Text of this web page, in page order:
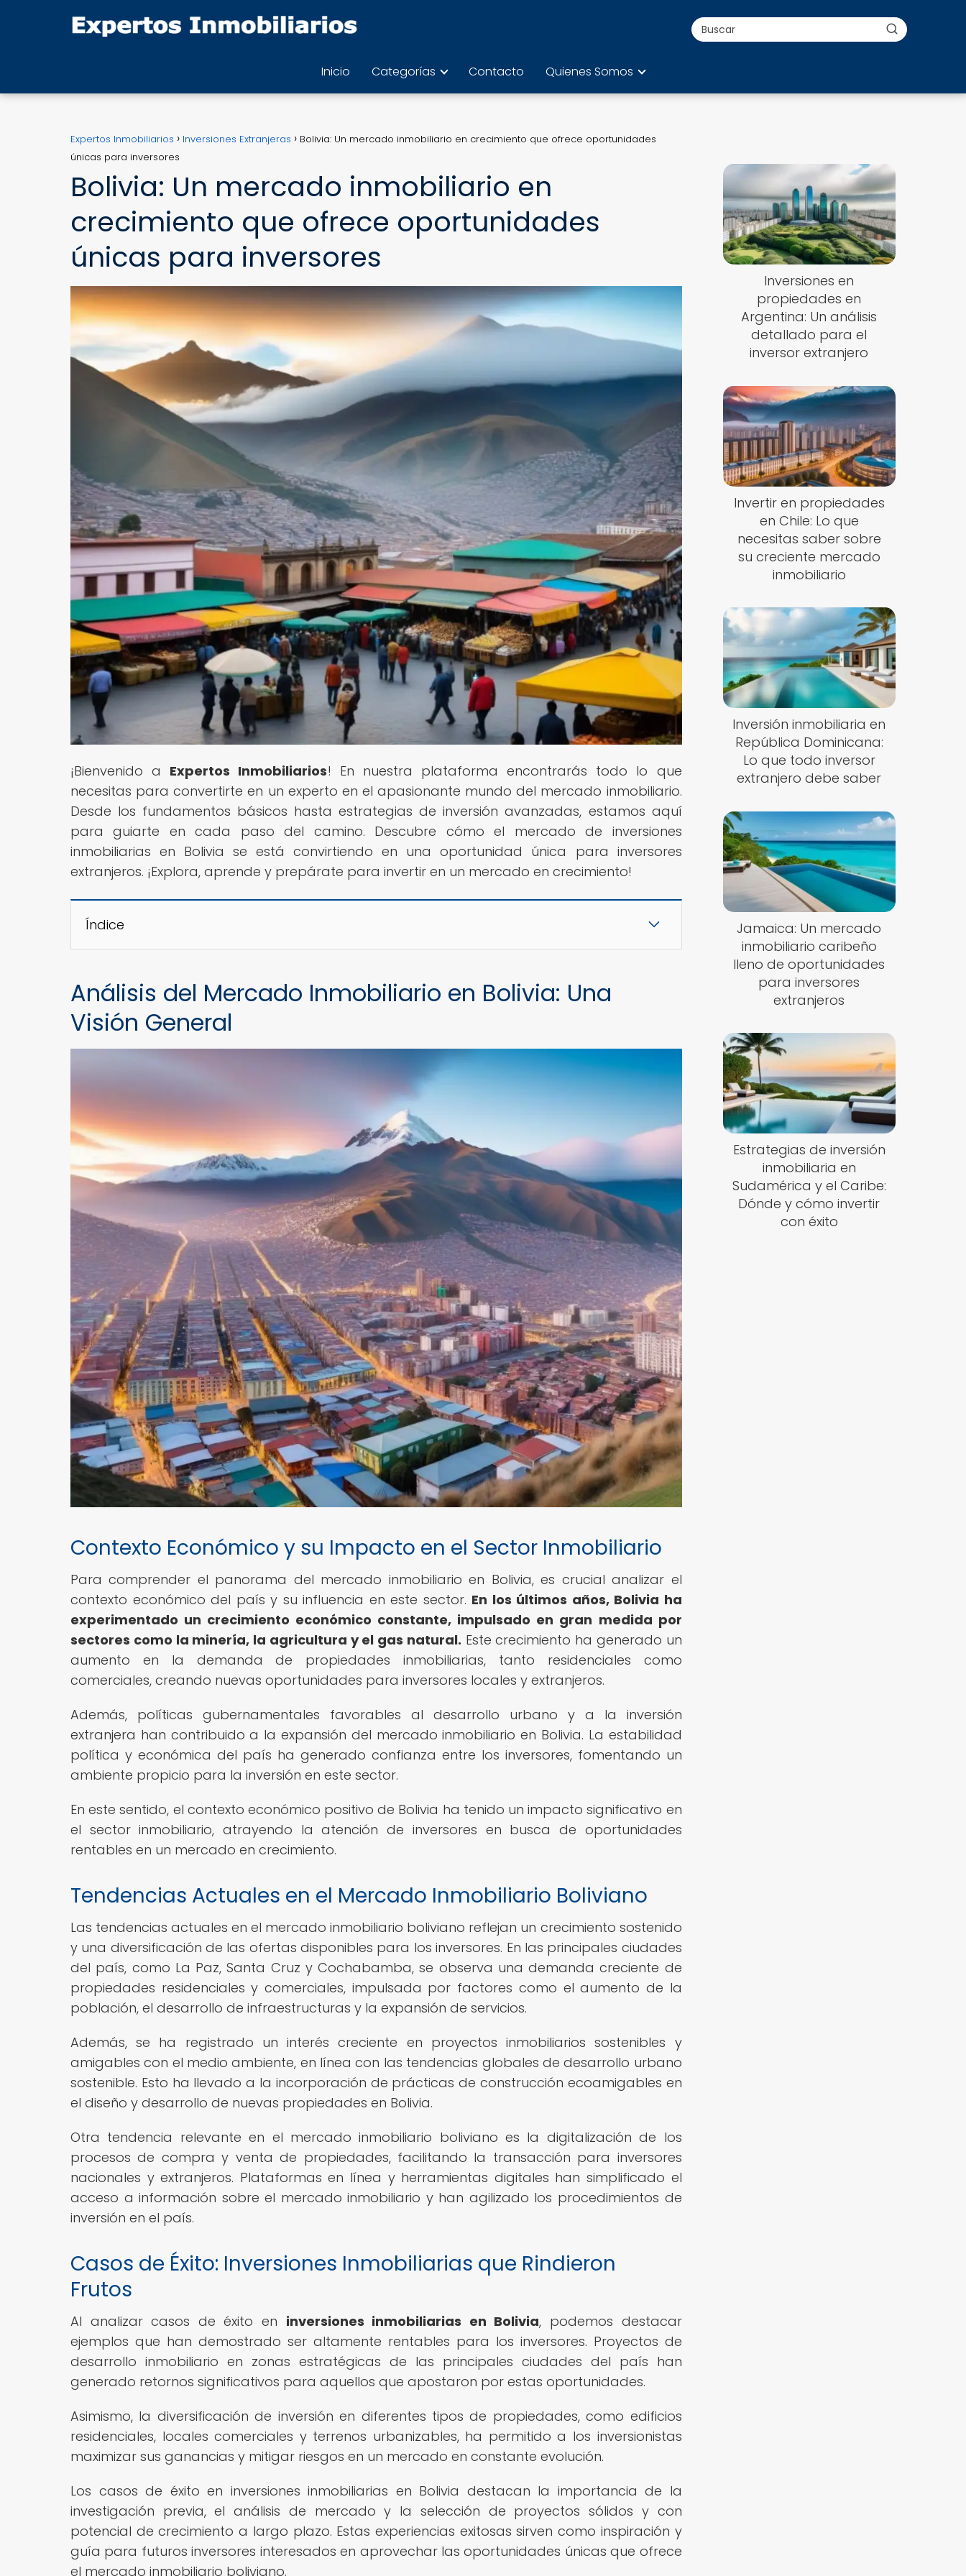
Inicio Categorías Contacto Quienes Somos
Expertos Inmobiliarios Inversiones Extranjeras
Bolivia: Un mercado inmobiliario en crecimiento que ofrece oportunidades
únicas para inversores
Bolivia: Un mercado inmobiliario en
crecimiento que ofrece oportunidades
únicas para inversores
¡Bienvenido a Expertos Inmobiliarios! En nuestra plataforma encontrarás todo lo que
necesitas para convertirte en un experto en el apasionante mundo del mercado inmobiliario.
Desde los fundamentos básicos hasta estrategias de inversión avanzadas, estamos aquí
para guiarte en cada paso del camino. Descubre cómo el mercado de inversiones
inmobiliarias en Bolivia se está convirtiendo en una oportunidad única para inversores
extranjeros. ¡Explora, aprende y prepárate para invertir en un mercado en crecimiento!
Índice
Análisis del Mercado Inmobiliario en Bolivia: Una
Visión General
Contexto Económico y su Impacto en el Sector Inmobiliario
Para comprender el panorama del mercado inmobiliario en Bolivia, es crucial analizar el
contexto económico del país y su influencia en este sector. En los últimos años, Bolivia ha
experimentado un crecimiento económico constante, impulsado en gran medida por
sectores como la minería, la agricultura y el gas natural. Este crecimiento ha generado un
aumento en la demanda de propiedades inmobiliarias, tanto residenciales como
comerciales, creando nuevas oportunidades para inversores locales y extranjeros.
Además, políticas gubernamentales favorables al desarrollo urbano y a la inversión
extranjera han contribuido a la expansión del mercado inmobiliario en Bolivia. La estabilidad
política y económica del país ha generado confianza entre los inversores, fomentando un
ambiente propicio para la inversión en este sector.
En este sentido, el contexto económico positivo de Bolivia ha tenido un impacto significativo en
el sector inmobiliario, atrayendo la atención de inversores en busca de oportunidades
rentables en un mercado en crecimiento.
Tendencias Actuales en el Mercado Inmobiliario Boliviano
Las tendencias actuales en el mercado inmobiliario boliviano reflejan un crecimiento sostenido
y una diversificación de las ofertas disponibles para los inversores. En las principales ciudades
del país, como La Paz, Santa Cruz y Cochabamba, se observa una demanda creciente de
propiedades residenciales y comerciales, impulsada por factores como el aumento de la
población, el desarrollo de infraestructuras y la expansión de servicios.
Además, se ha registrado un interés creciente en proyectos inmobiliarios sostenibles y
amigables con el medio ambiente, en línea con las tendencias globales de desarrollo urbano
sostenible. Esto ha llevado a la incorporación de prácticas de construcción ecoamigables en
el diseño y desarrollo de nuevas propiedades en Bolivia.
Otra tendencia relevante en el mercado inmobiliario boliviano es la digitalización de los
procesos de compra y venta de propiedades, facilitando la transacción para inversores
nacionales y extranjeros. Plataformas en línea y herramientas digitales han simplificado el
acceso a información sobre el mercado inmobiliario y han agilizado los procedimientos de
inversión en el país.
Casos de Éxito: Inversiones Inmobiliarias que Rindieron
Frutos
Al analizar casos de éxito en inversiones inmobiliarias en Bolivia, podemos destacar
ejemplos que han demostrado ser altamente rentables para los inversores. Proyectos de
desarrollo inmobiliario en zonas estratégicas de las principales ciudades del país han
generado retornos significativos para aquellos que apostaron por estas oportunidades.
Asimismo, la diversificación de inversión en diferentes tipos de propiedades, como edificios
residenciales, locales comerciales y terrenos urbanizables, ha permitido a los inversionistas
maximizar sus ganancias y mitigar riesgos en un mercado en constante evolución.
Los casos de éxito en inversiones inmobiliarias en Bolivia destacan la importancia de la
investigación previa, el análisis de mercado y la selección de proyectos sólidos y con
potencial de crecimiento a largo plazo. Estas experiencias exitosas sirven como inspiración y
guía para futuros inversores interesados en aprovechar las oportunidades únicas que ofrece
el mercado inmobiliario boliviano.
Inversiones en
propiedades en
Argentina: Un análisis
detallado para el
inversor extranjero
Invertir en propiedades
en Chile: Lo que
necesitas saber sobre
su creciente mercado
inmobiliario
Inversión inmobiliaria en
República Dominicana:
Lo que todo inversor
extranjero debe saber
Jamaica: Un mercado
inmobiliario caribeño
lleno de oportunidades
para inversores
extranjeros
Estrategias de inversión
inmobiliaria en
Sudamérica y el Caribe:
Dónde y cómo invertir
con éxito